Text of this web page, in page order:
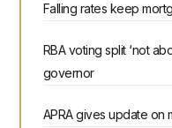
Falling rates keep
RBA voting split ‘not
governor
APRA gives update on